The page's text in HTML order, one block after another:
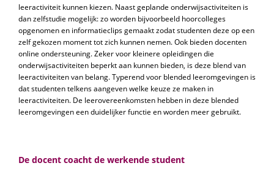
leeractiviteit kunnen kiezen. Naast geplande onderwijsactiviteiten is
dan zelfstudie mogelijk: zo worden bijvoorbeeld hoorcolleges
opgenomen en informatieclips gemaakt zodat studenten deze op een
zelf gekozen moment tot zich kunnen nemen. Ook bieden docenten
online ondersteuning. Zeker voor kleinere opleidingen die
onderwijsactiviteiten beperkt aan kunnen bieden, is deze blend van
leeractiviteiten van belang. Typerend voor blended leeromgevingen is
dat studenten telkens aangeven welke keuze ze maken in
leeractiviteiten. De leerovereenkomsten hebben in deze blended
leeromgevingen een duidelijker functie en worden meer gebruikt.
De docent coacht de werkende student